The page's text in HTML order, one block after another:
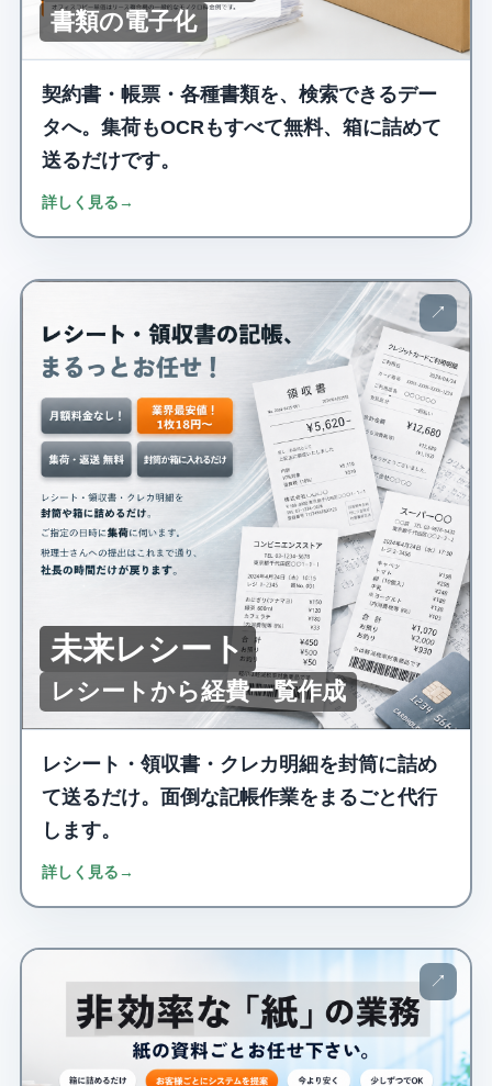
書類の電子化
契約書・帳票・各種書類を、検索できるデー
タへ。集荷もOCRもすべて無料、箱に詰めて
送るだけです。
詳しく見る →
↗
未来レシート
レシートから経費一覧作成
レシート・領収書・クレカ明細を封筒に詰め
て送るだけ。面倒な記帳作業をまるごと代行
します。
詳しく見る →
↗